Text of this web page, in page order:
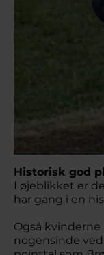
Historisk god
I øjeblikket er
har gang i en
Også
nogensinde